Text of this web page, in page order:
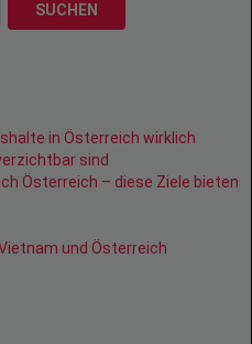
SUCHEN
in Österreich wirklich
sind
Österreich – diese Ziele bieten
und Österreich